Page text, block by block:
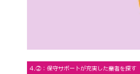
4.②：保守サポートが充実した業者を探す